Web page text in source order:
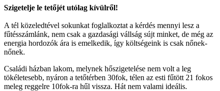
Szigetelje le tetőjét utólag kívülről!
A tél közeledtével sokunkat foglalkoztat a kérdés mennyi lesz a
fűtésszámlánk, nem csak a gazdasági vállság sújt minket, de még az
energia hordozók ára is emelkedik, így költségeink is csak nőnek-
nőnek.
Családi házban lakom, melynek hőszigetelése nem volt a leg
tökéletesebb, nyáron a tetőtérben 30fok, télen az esti fűtött 21 fokos
meleg reggelre 10fok-ra hűl vissza. Hát nem valami ideális.